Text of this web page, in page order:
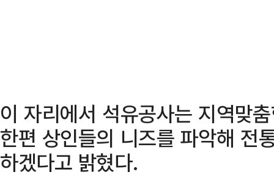
이 자리에서 석유공사는 지역맞
한편 상인들의 니즈를 파악해 전
하겠다고 밝혔다.